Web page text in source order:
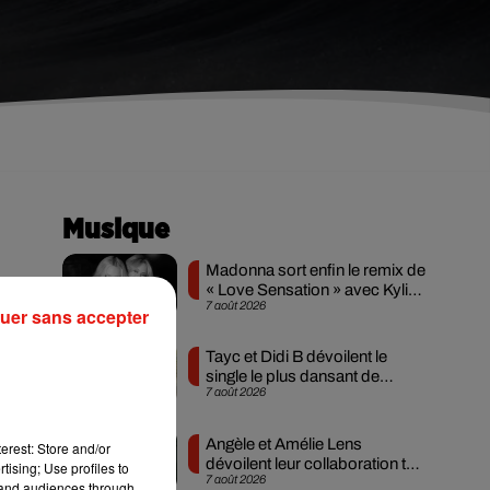
Musique
7 août 2026
Madonna sort enfin le remix de
« Love Sensation » avec Kylie
Minogue
7 août 2026
Tayc et Didi B dévoilent le
single le plus dansant de
l’année
7 août 2026
Angèle et Amélie Lens
dévoilent leur collaboration tant
attendue
Store and/or
Use profiles to
sans accepter